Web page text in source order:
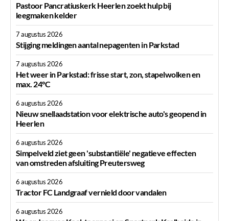
Pastoor Pancratiuskerk Heerlen zoekt hulp bij
leegmaken kelder
7 augustus 2026
Stijging meldingen aantal nepagenten in Parkstad
7 augustus 2026
Het weer in Parkstad: frisse start, zon, stapelwolken en
max. 24°C
6 augustus 2026
Nieuw snellaadstation voor elektrische auto's geopend in
Heerlen
6 augustus 2026
Simpelveld ziet geen 'substantiële' negatieve effecten
van omstreden afsluiting Preutersweg
6 augustus 2026
Tractor FC Landgraaf vernield door vandalen
6 augustus 2026